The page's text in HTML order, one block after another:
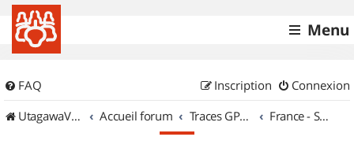
Menu
FAQ Connexion
Inscription
UtagawaVTT (Randos VTT et VTTAE avec traces GPS)
Accueil forum Traces GPS de randos VTT France - Sud Ouest